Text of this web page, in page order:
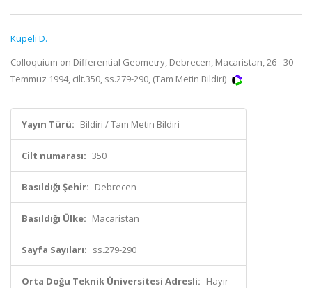
Kupeli D.
Colloquium on Differential Geometry, Debrecen, Macaristan, 26 - 30
Temmuz 1994, cilt.350, ss.279-290, (Tam Metin Bildiri)
Yayın Türü: Bildiri / Tam Metin Bildiri
Cilt numarası: 350
Basıldığı Şehir: Debrecen
Basıldığı Ülke: Macaristan
Sayfa Sayıları: ss.279-290
Orta Doğu Teknik Üniversitesi Adresli: Hayır